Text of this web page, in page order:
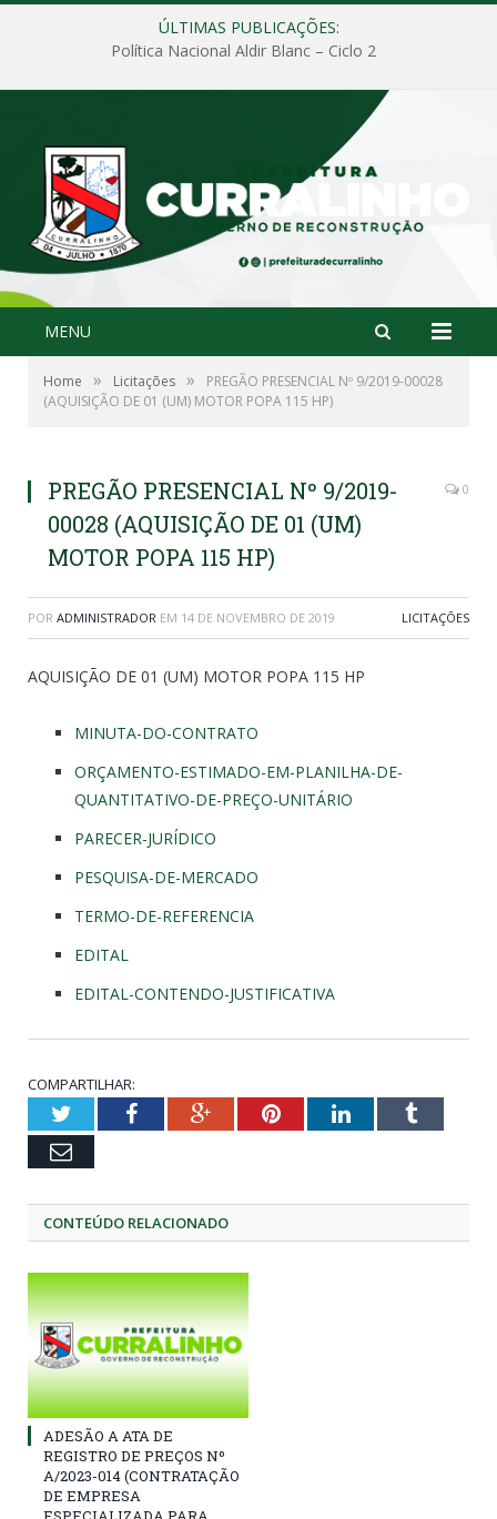
ÚLTIMAS PUBLICAÇÕES:
Política Nacional Aldir Blanc – Ciclo 2
MENU
Home » Licitações »
PREGÃO PRESENCIAL Nº 9/2019-00028
(AQUISIÇÃO DE 01 (UM) MOTOR POPA 115 HP)
PREGÃO PRESENCIAL Nº 9/2019-
00028 (AQUISIÇÃO DE 01 (UM)
MOTOR POPA 115 HP)
0
POR ADMINISTRADOR EM 14 DE NOVEMBRO DE 2019 LICITAÇÕES
AQUISIÇÃO DE 01 (UM) MOTOR POPA 115 HP
MINUTA-DO-CONTRATO
ORÇAMENTO-ESTIMADO-EM-PLANILHA-DE-
QUANTITATIVO-DE-PREÇO-UNITÁRIO
PARECER-JURÍDICO
PESQUISA-DE-MERCADO
TERMO-DE-REFERENCIA
EDITAL
EDITAL-CONTENDO-JUSTIFICATIVA
COMPARTILHAR:
TwitterFacebookGoogle+PinterestLinkedInTumblr
Email
CONTEÚDO RELACIONADO
ADESÃO A ATA DE
REGISTRO DE PREÇOS Nº
A/2023-014 (CONTRATAÇÃO
DE EMPRESA